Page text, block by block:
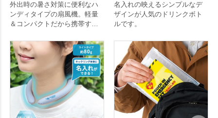
外出時の暑さ対策に便利なハ
ンディタイプの扇風機。軽量
＆コンパクトだから携帯する
名入れの映えるシンプルなデ
ザインが人気のドリンクボト
ルです。